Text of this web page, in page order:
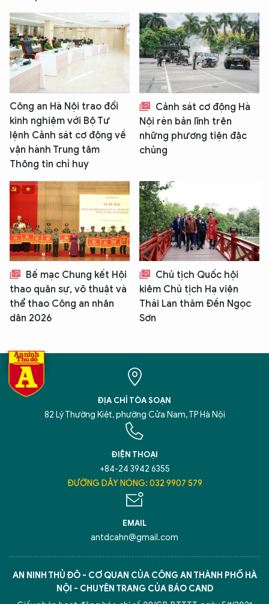
Công an Hà Nội trao đổi
kinh nghiệm với Bộ Tư
lệnh Cảnh sát cơ động về
vận hành Trung tâm
Thông tin chỉ huy
Cảnh sát cơ động Hà
Nội rèn bản lĩnh trên
những phương tiện đặc
chủng
Bế mạc Chung kết Hội
thao quân sự, võ thuật và
thể thao Công an nhân
dân 2026
Chủ tịch Quốc hội
kiêm Chủ tịch Hạ viện
Thái Lan thăm Đền Ngọc
Sơn
ĐỊA CHỈ TÒA SOẠN
82 Lý Thường Kiệt, phường Cửa Nam, TP Hà Nội
ĐIỆN THOẠI
+84-24 3942 6355
ĐƯỜNG DÂY NÓNG: 032 9907 579
EMAIL
antdcahn@gmail.com
AN NINH THỦ ĐÔ - CƠ QUAN CỦA CÔNG AN THÀNH PHỐ HÀ
NỘI - CHUYÊN TRANG CỦA BÁO CAND